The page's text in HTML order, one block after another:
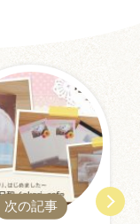
次の記事